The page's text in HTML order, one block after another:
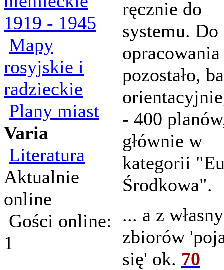
1919 - 1945
Mapy
rosyjskie i
radzieckie
Plany miast
Varia
Literatura
Aktualnie
online
Gości online:
1
ręcznie do
systemu. Do
opracowania
pozostało,
- 400
głównie w
kategorii
Środkowa".
... a z
zbiorów
się' ok. 70